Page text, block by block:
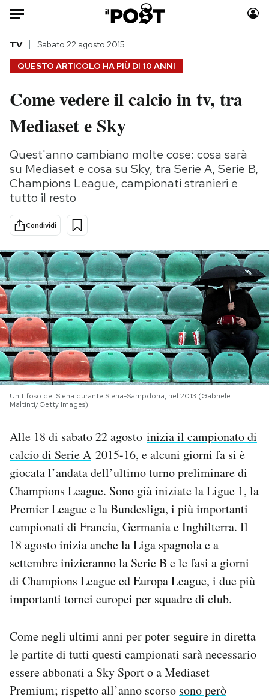
HOME
Italia
Politica
Tecnologia
Internet
Scienza
Cultura
Economia
Moda
Storie/Idee
Ok Boomer!
Media
PODCAST
NEWSLETTER
I MIEI PREFERITI
SHOP
CALENDARIO
AREA PERSONALE
Area Personale
Newsletter
Notifiche mobile
Regala il Post
Hai bisogno di aiuto?
Esci
QUESTO ARTICOLO HA PIÙ DI 10 ANNI
TV Sabato 22 agosto 2015
Come vedere il calcio in tv, tra
Mediaset e Sky
Quest'anno cambiano molte cose: cosa sarà
su Mediaset e cosa su Sky, tra Serie A, Serie B,
Champions League, campionati stranieri e
tutto il resto
Condividi
Un tifoso del Siena durante Siena-Sampdoria, nel 2013 (Gabriele
Maltinti/Getty Images)
Alle 18 di sabato 22 agosto inizia il campionato di
calcio di Serie A 2015-16, e alcuni giorni fa si è
giocata l’andata dell’ultimo turno preliminare di
Champions League. Sono già iniziate la Ligue 1, la
Premier League e la Bundesliga, i più importanti
campionati di Francia, Germania e Inghilterra. Il
18 agosto inizia anche la Liga spagnola e a
settembre inizieranno la Serie B e le fasi a giorni
di Champions League ed Europa League, i due più
importanti tornei europei per squadre di club.
Come negli ultimi anni per poter seguire in diretta
le partite di tutti questi campionati sarà necessario
essere abbonati a Sky Sport o a Mediaset
Premium; rispetto all’anno scorso sono però